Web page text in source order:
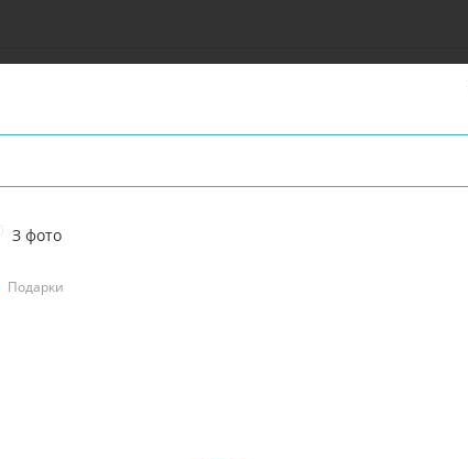
З фото
Подарки